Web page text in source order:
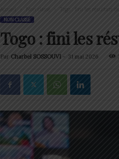
Accueil Togo : fini les résultats
NON CLASSÉ
Togo : fini les
Par Charbel SOSSOUVI- 31 mai 2026